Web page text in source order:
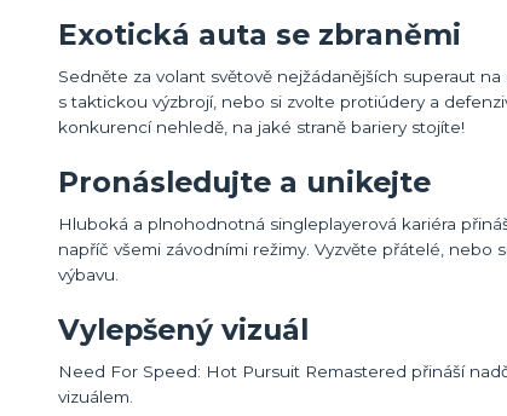
Exotická auta se zbraněmi
Sedněte za volant světově nejžádanějších superaut
s taktickou výzbrojí, nebo si zvolte protiúdery a
konkurencí nehledě, na jaké straně bariery stojíte!
Pronásledujte a unikejte
Hluboká a plnohodnotná singleplayerová kariéra
napříč všemi závodními režimy. Vyzvěte přátelé, nebo
výbavu.
Vylepšený vizuál
Need For Speed: Hot Pursuit Remastered přináší
vizuálem.